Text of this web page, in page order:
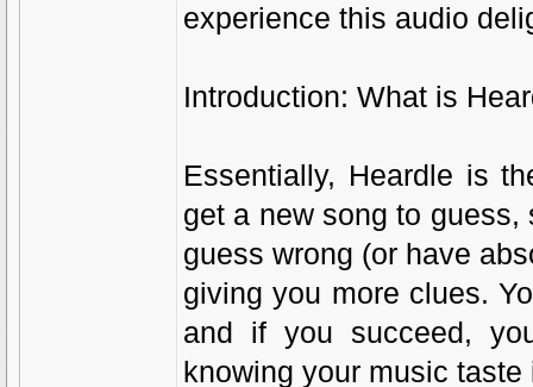
experience this audio
Introduction: What is
Essentially, Heardle is
get a new song to
guess wrong (or have
giving you more clues.
and if you succeed,
knowing your music taste